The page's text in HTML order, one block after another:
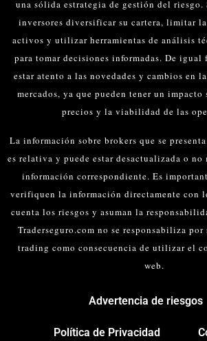
una sólida estrategia de gestión del riesgo.
inversores diversificar su cartera, limitar
activos y utilizar herramientas de análisis
para tomar decisiones informadas. De igual
estar atento a las novedades y cambios en
mercados, ya que pueden tener un
precios y la viabilidad de las
La información sobre brokers que se
es relativa y puede estar desactualizada o no
información correspondiente. Es
verifiquen la información directamente con
cuenta los riesgos y asuman la
Traderseguro.com no se responsabiliza
trading como consecuencia de utilizar el
web.
Advertencia de riesgos
Política de Privacidad